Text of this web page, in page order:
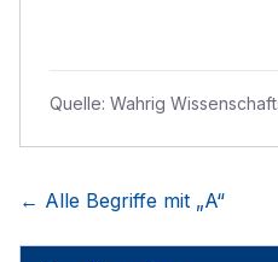
Quelle: Wahrig
← Alle Begriffe mit „A“